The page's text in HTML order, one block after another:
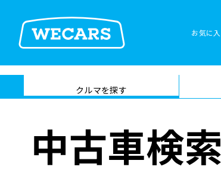
お気に
在庫検索
サイト内検
索
クルマを探す
中古車検